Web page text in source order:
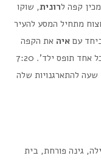
קפה לרונית, שוקו
מתחיל המסע להעיר
איה את הקפה
תופס ילד'. 7:20
להתארגנויות שלה
גינה פורחת, בית